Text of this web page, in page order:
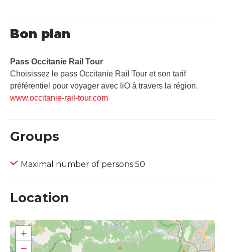
Bon plan
Pass Occitanie Rail Tour​
Choisissez le pass Occitanie Rail Tour et son tarif
préférentiel pour voyager avec liO à travers la région.
www.occitanie-rail-tour.com
Groups
Maximal number of persons 50
Location
+
−